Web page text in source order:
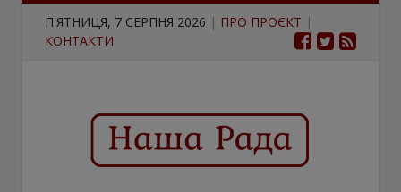
П'ЯТНИЦЯ, 7 СЕРПНЯ 2026 | ПРО ПРОЄКТ |
КОНТАКТИ